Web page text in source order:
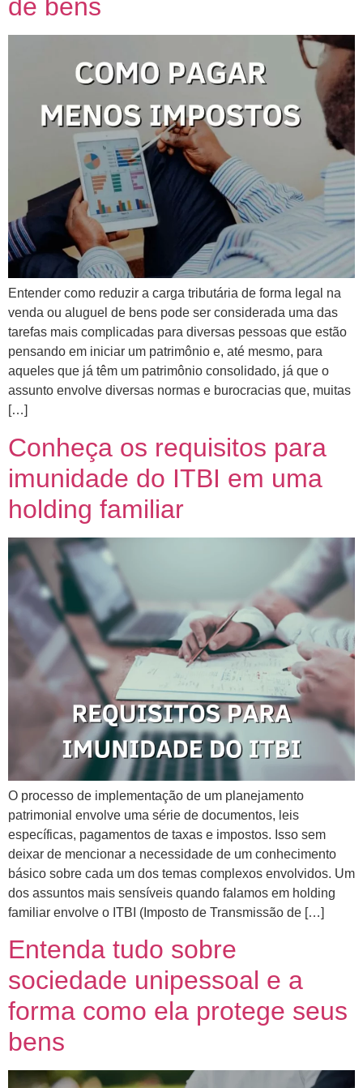
de bens
Entender como reduzir a carga tributária de forma legal na
venda ou aluguel de bens pode ser considerada uma das
tarefas mais complicadas para diversas pessoas que estão
pensando em iniciar um patrimônio e, até mesmo, para
aqueles que já têm um patrimônio consolidado, já que o
assunto envolve diversas normas e burocracias que, muitas
[…]
Conheça os requisitos para
imunidade do ITBI em uma
holding familiar
O processo de implementação de um planejamento
patrimonial envolve uma série de documentos, leis
específicas, pagamentos de taxas e impostos. Isso sem
deixar de mencionar a necessidade de um conhecimento
básico sobre cada um dos temas complexos envolvidos. Um
dos assuntos mais sensíveis quando falamos em holding
familiar envolve o ITBI (Imposto de Transmissão de […]
Entenda tudo sobre
sociedade unipessoal e a
forma como ela protege seus
bens